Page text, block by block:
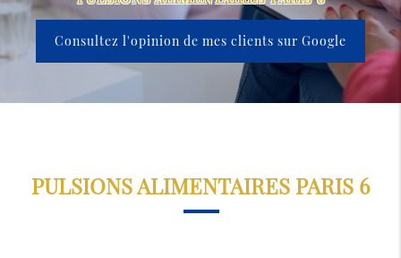
Consultez l'opinion de mes clients sur Google
PULSIONS ALIMENTAIRES PARIS 6